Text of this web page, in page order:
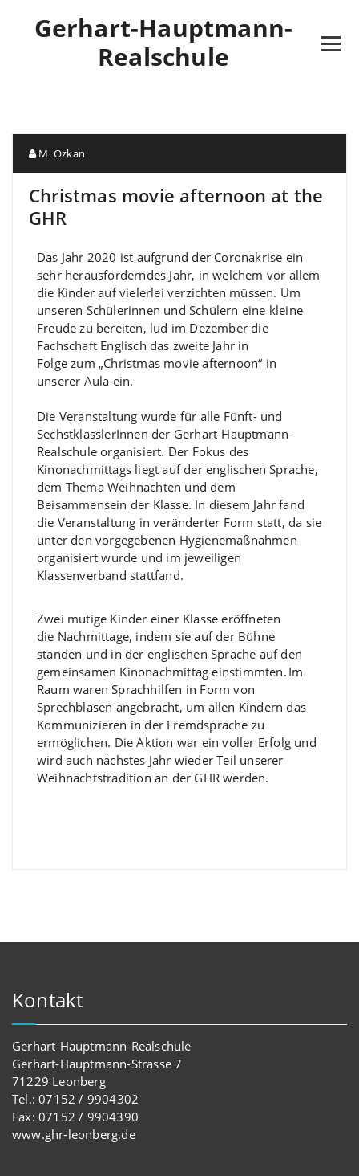
Gerhart-Hauptmann-
Realschule
M. Özkan
Christmas movie afternoon at the
GHR
Das Jahr 2020 ist aufgrund der Coronakrise ein
sehr herausforderndes Jahr, in welchem vor allem
die Kinder auf vielerlei verzichten müssen. Um
unseren Schülerinnen und Schülern eine kleine
Freude zu bereiten, lud im Dezember die
Fachschaft Englisch das zweite Jahr in
Folge zum „Christmas movie afternoon“ in
unserer Aula ein.
Die Veranstaltung wurde für alle Fünft- und
SechstklässlerInnen der Gerhart-Hauptmann-
Realschule organisiert. Der Fokus des
Kinonachmittags liegt auf der englischen Sprache,
dem Thema Weihnachten und dem
Beisammensein der Klasse. In diesem Jahr fand
die Veranstaltung in veränderter Form statt, da sie
unter den vorgegebenen Hygienemaßnahmen
organisiertwurde und im jeweiligen
Klassenverband stattfand.
Zwei mutige Kinder einerKlasse eröffneten
die Nachmittage, indem sie auf der Bühne
standen und in der englischen Sprache auf den
gemeinsamen Kinonachmittag einstimmten. Im
Raum waren Sprachhilfen in Form von
Sprechblasen angebracht, um allen Kindern das
Kommunizieren in der Fremdsprache zu
ermöglichen. Die Aktion war ein voller Erfolg und
wird auch nächstes Jahr wieder Teil unserer
Weihnachtstradition an der GHR werden.
Kontakt
Gerhart-Hauptmann-Realschule
Gerhart-Hauptmann-Strasse 7
71229 Leonberg
Tel.: 07152 / 9904302
Fax: 07152 / 9904390
www.ghr-leonberg.de